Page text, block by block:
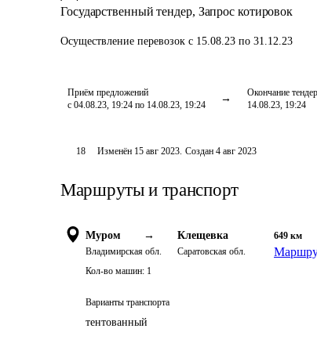
Государственный тендер, Запрос котировок
Осуществление перевозок с 15.08.23 по 31.12.23
Приём предложений
с 04.08.23, 19:24 по 14.08.23, 19:24
Окончание
14.08.23, 19:24
18 Изменён 15 авг 2023. Создан 4 авг 2023
Маршруты и транспорт
Муром →
Владимирская обл.
Клещевка
Саратовская обл.
649 км
Кол-во машин: 1
Варианты транспорта
тентованный